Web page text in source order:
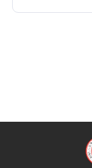
■ 協助招生活動
■ 對教育有熱
■ 細心且樂於與
■ 能自然活潑